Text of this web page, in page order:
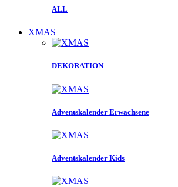
ALL
XMAS
DEKORATION
Adventskalender Erwachsene
Adventskalender Kids